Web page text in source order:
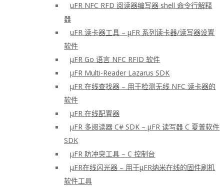
uFR NFC RFD 阅读器编写器 shell 命令行解释
器
uFR 读卡器工具 – μFR 系列读卡器/读写器设置
软件
μFR Go 语言 NFC RFID 软件
μFR Multi-Reader Lazarus SDK
μFR 在线查找器 – 用于检测无线 NFC 读卡器的
软件
μFR 在线配置器
μFR 多阅读器 C# SDK – μFR 读写器 C 夏普软件
SDK
μFR 防冲突工具 – C 控制台
μFR在线闪光器 – 用于μFR纳米在线的固件刷机
软件工具